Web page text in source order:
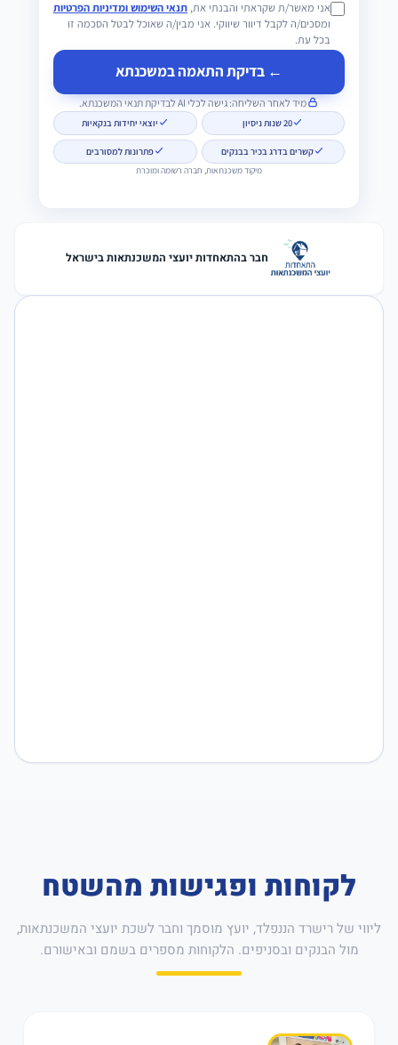
אני מאשר/ת שקראתי והבנתי את, תנאי השימוש ומדיניות הפרטיות
ומסכים/ה לקבל דיוור שיווקי. אני מבין/ה שאוכל לבטל הסכמה זו
בכל עת.
← בדיקת התאמה במשכנתא
מיד לאחר השליחה: גישה לכלי AI לבדיקת תנאי המשכנתא.
20 שנות ניסיון יוצאי יחידות בנקאיות
קשרים בדרג בכיר בבנקים פתרונות למסורבים
מיקוד משכנתאות, חברה רשומה ומוכרת
חבר בהתאחדות יועצי המשכנתאות בישראל
לקוחות ופגישות מהשטח
ליווי של רישרד הננפלד, יועץ מוסמך וחבר לשכת יועצי המשכנתאות,
מול הבנקים ובסניפים. הלקוחות מספרים בשמם ובאישורם.